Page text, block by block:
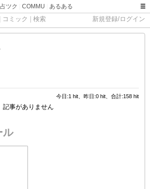
占ツク COMMU あるある
コミック 検索 新規登録/ログイン
今日:1 hit、昨日:0 hit、合計:158 hit
記事がありません
ル